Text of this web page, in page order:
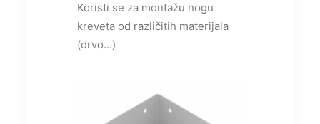
Koristi se za montažu nogu
kreveta od različitih materijala
(drvo…)